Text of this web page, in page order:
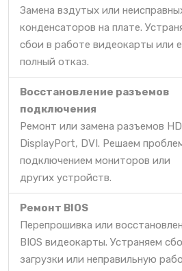
Замена вздутых или
конденсаторов на плате.
сбои в работе видеокарты или
полный отказ.
Восстановление разъемов
подключения
Ремонт или замена разъемов
DisplayPort, DVI. Решаем
подключением мониторов или
других устройств.
Ремонт BIOS
Перепрошивка или
BIOS видеокарты. Устраняем
загрузки или неправильную